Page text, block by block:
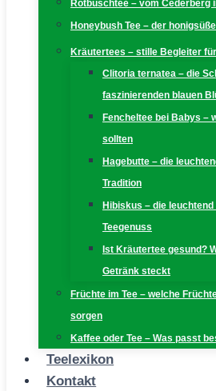
Rotbuschtee – vom Cederberg
Honeybush Tee – der
Kräutertees – stille Begleiter
Clitoria ternatea – die
faszinierenden blauen
Fencheltee bei Babys –
sollten
Hagebutte – die
Tradition
Hibiskus – die
Teegenuss
Ist Kräutertee gesund?
Getränk steckt
Früchte im Tee – welche
sorgen
Kaffee oder Tee – Was passt
Teelexikon
Kontakt